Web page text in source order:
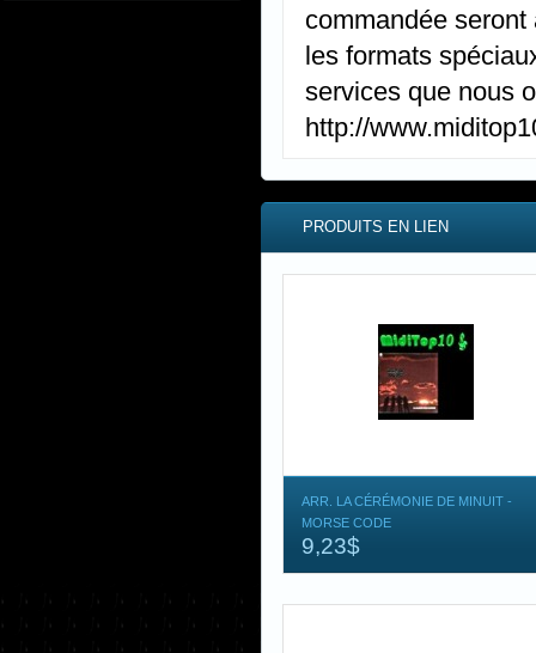
commandée
les formats
services que nous
http://
PRODUITS EN LIEN
ARR. LA CÉRÉMONIE DE MINUIT -
MORSE CODE
9,23$